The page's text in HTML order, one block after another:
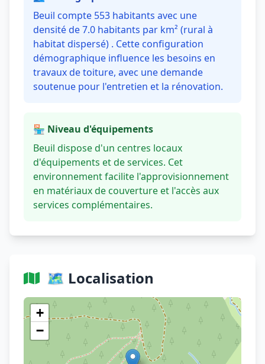
Beuil compte 553 habitants avec une
densité de 7.0 habitants par km² (rural à
habitat dispersé) . Cette configuration
démographique influence les besoins en
travaux de toiture, avec une demande
soutenue pour l'entretien et la rénovation.
🏪 Niveau d'équipements
Beuil dispose d'un centres locaux
d'équipements et de services. Cet
environnement facilite l'approvisionnement
en matériaux de couverture et l'accès aux
services complémentaires.
🗺️ Localisation
+
−
Voir sur OpenStreetMap